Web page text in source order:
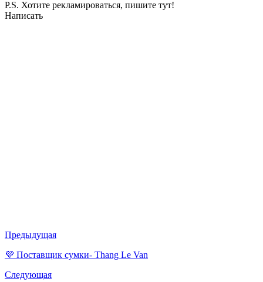
P.S. Хотите рекламироваться, пишите тут!
Написать
Предыдущая
💜 Поставщик сумки- Thang Le Van
Следующая